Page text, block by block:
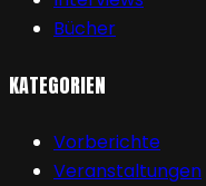
Bücher
KATEGORIEN
Vorberichte
Veranstaltungen